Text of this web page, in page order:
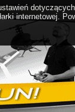
internetowej.